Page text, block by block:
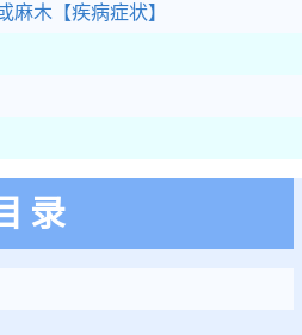
麻木 【疾病症状】
录